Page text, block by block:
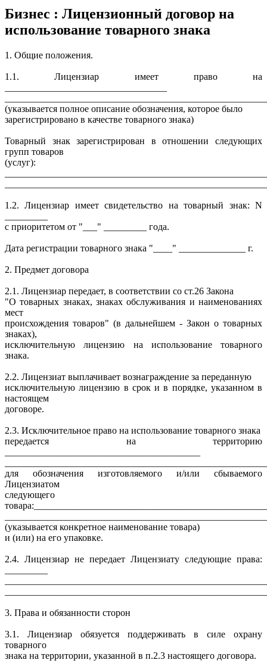
Бизнес : Лицензионный договор на
использование товарного знака
1. Общие положения.
1.1. Лицензиар имеет право на
(указывается полное описание обозначения, которое было
зарегистрировано в качестве товарного знака)
Товарный знак зарегистрирован в отношении следующих
групп товаров
(услуг):
1.2. Лицензиар имеет свидетельство на товарный знак: N
c приоритетом от "___" _________ года.
Дата регистрации товарного знака "____" ______________ г.
2. Предмет договора
2.1. Лицензиар передает, в соответствии со ст.26 Закона
"О товарных знаках, знаках обслуживания и наименованиях
мест
происхождения товаров" (в дальнейшем - Закон о товарных
знаках),
исключительную лицензию на использование товарного
знака.
2.2. Лицензиат выплачивает вознаграждение за переданную
исключительную лицензию в срок и в порядке, указанном в
настоящем
договоре.
2.3. Исключительное право на использование товарного знака
передается на территорию
для обозначения изготовляемого и/или сбываемого
Лицензиатом
следующего
(указывается конкретное наименование товара)
и (или) на его упаковке.
2.4. Лицензиар не передает Лицензиату следующие права:
3. Права и обязанности сторон
3.1. Лицензиар обязуется поддерживать в силе охрану
товарного
знака на территории, указанной в п.2.3 настоящего договора.